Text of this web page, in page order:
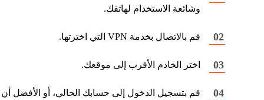
وشائعة الاستخدام لهاتفك.
قم بالاتصال بخدمة VPN التي اخترتها.
اختر الخادم الأقرب إلى موقعك.
قم بتسجيل الدخول إلى حسابك الحالي، أو الأفضل أن